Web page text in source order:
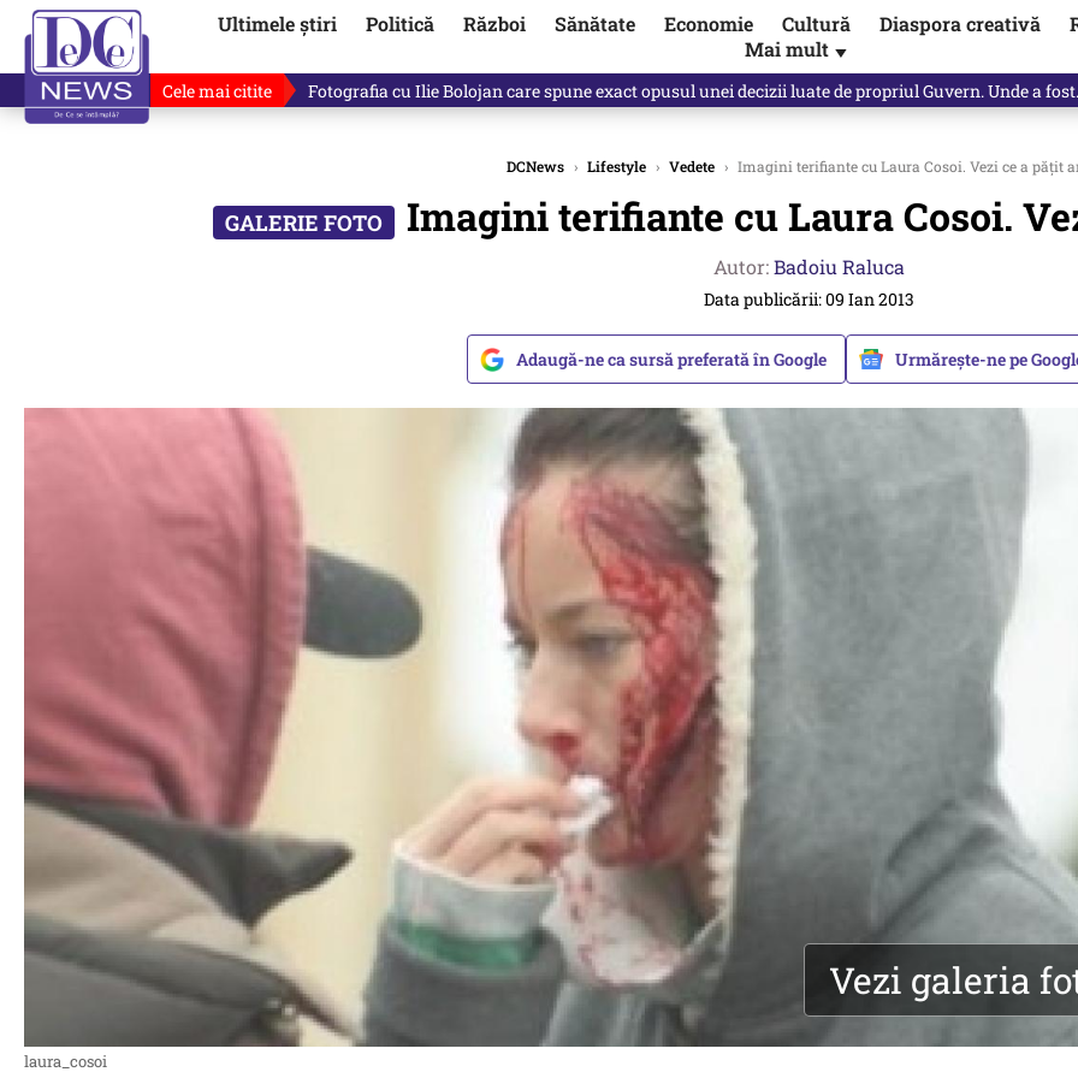
Ultimele știri Politică Război Sănătate Economie Cultură Diaspora creativă
Mai mult ▼
Cele mai citite Răzvan Dumitrescu îi cere scuze, public, lui Ilie Bolojan / video
DCNews › Lifestyle › Vedete › Imagini terifiante cu Laura Cosoi. Vezi ce a pățit
Imagini terifiante cu Laura Cosoi.
Autor:Badoiu Raluca
Data publicării: 09 Ian 2013
Adaugă-ne ca sursă preferată în Google Urmărește-ne pe
Vezi galeria
laura_cosoi